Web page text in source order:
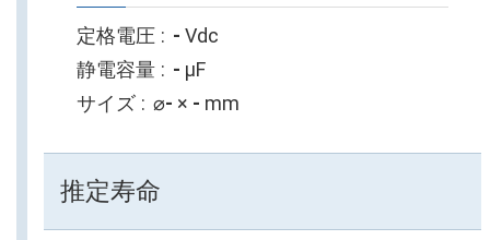
定格電圧 - Vdc
静電容量
- µF
サイズ
⌀- × - mm
推定寿命